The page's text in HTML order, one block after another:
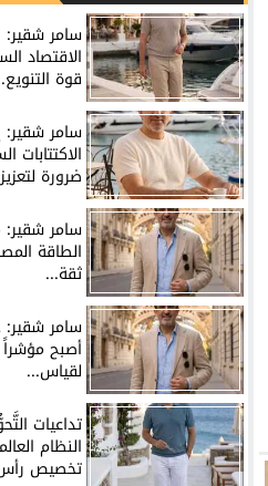
سامر
الاقتصاد
قوة
سامر شقير:
الاكتتابات
ضرورة
سامر شقير:
الطاقة
ثقة...
سامر شقير:
أصبح مؤشراً
لقياس...
تداعيات
النظام
تخصيص